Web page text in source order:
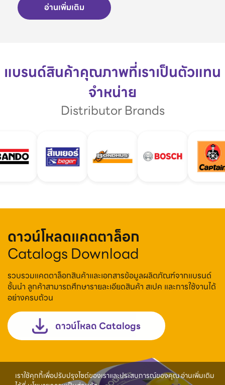
อ่านเพิ่มเติม
แบรนด์สินค้าคุณภาพที่เราเป็นตัวแทน
จำหน่าย
Distributor Brands
ดาวน์โหลดแคตตาล็อก
Catalogs Download
รวบรวมแคตตาล็อกสินค้าและเอกสารข้อมูลผลิตภัณฑ์จากแบรนด์
ชั้นนำ ลูกค้าสามารถศึกษารายละเอียดสินค้า สเปค และการใช้งานได้
อย่างครบถ้วน
ดาวน์โหลด Catalogs
เราใช้คุกกี้เพื่อปรับปรุงไซต์ของเราและประสบการณ์ของคุณ อ่านเพิ่มเติม